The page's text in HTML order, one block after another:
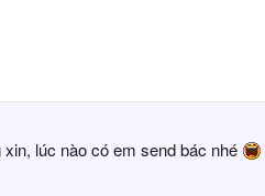
lúc nào có em send bác nhé